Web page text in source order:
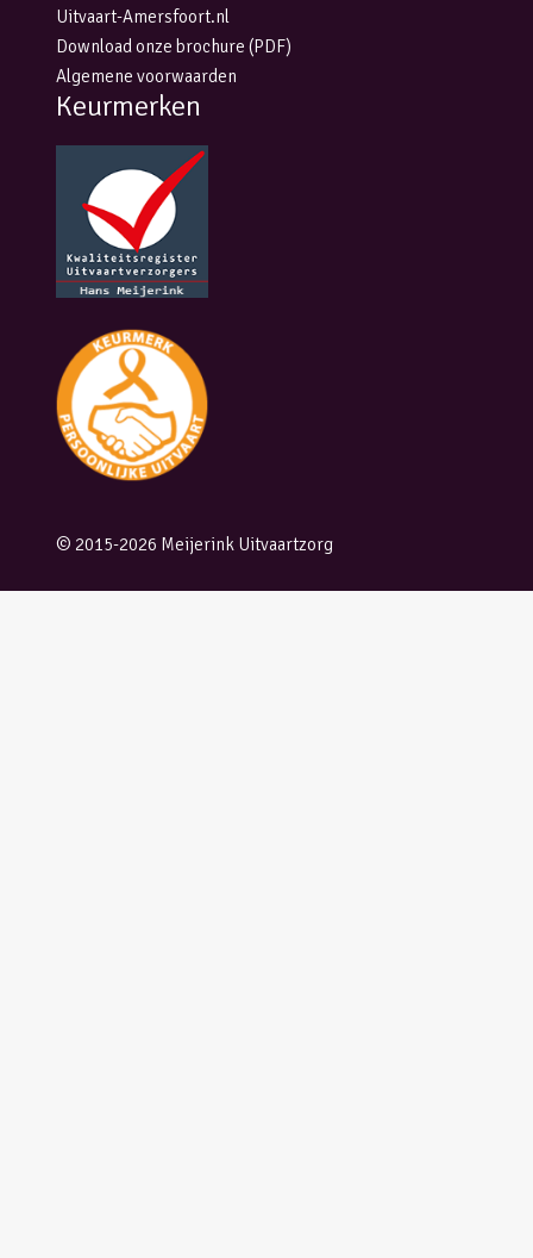
Uitvaart-Amersfoort.nl
Download onze brochure (PDF)
Algemene voorwaarden
Keurmerken
© 2015-2026 Meijerink Uitvaartzorg